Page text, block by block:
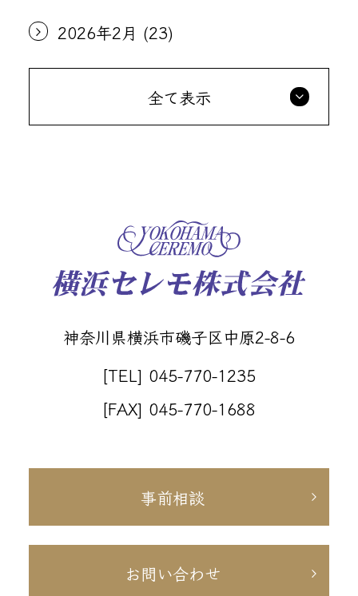
2026年2月 (23)
全て表示
神奈川県横浜市磯子区中原2-8-6
[TEL] 045-770-1235
[FAX] 045-770-1688
事前相談
お問い合わせ